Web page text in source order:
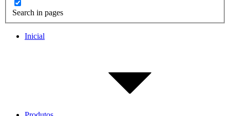
Search in pages
Inicial